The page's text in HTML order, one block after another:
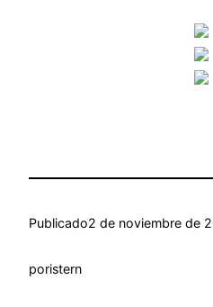
Publicado2 de noviembre de
poristern